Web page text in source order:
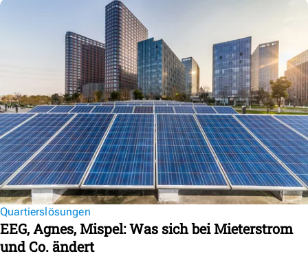
Quartierslösungen
EEG, Agnes, Mispel: Was sich bei Mieterstrom
und Co. ändert